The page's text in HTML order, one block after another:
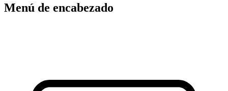
Menú de encabezado